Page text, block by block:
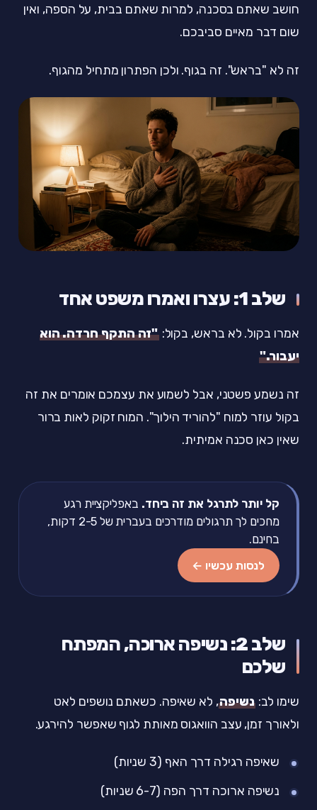
חושב שאתם בסכנה, למרות שאתם בבית, על הספה, ואין
שום דבר מאיים סביבכם.
זה לא "בראש". זה בגוף. ולכן הפתרון מתחיל מהגוף.
שלב 1: עצרו ואמרו משפט אחד
אמרו בקול. לא בראש, בקול:"זה התקף חרדה. הוא
יעבור."
זה נשמע פשטני, אבל לשמוע את עצמכם אומרים את זה
בקול עוזר למוח "להוריד הילוך". המוח זקוק לאות ברור
שאין כאן סכנה אמיתית.
קל יותר לתרגל את זה ביחד. באפליקציית רגע
מחכים לך תרגולים מודרכים בעברית של 2-5 דקות,
בחינם.
לנסות עכשיו ←
שלב 2: נשיפה ארוכה, המפתח
שלכם
שימו לב: נשיפה, לא שאיפה. כשאתם נושפים לאט
ולאורך זמן, עצב הוואגוס מאותת לגוף שאפשר להירגע.
שאיפה רגילה דרך האף (3 שניות)
נשיפה ארוכה דרך הפה (6-7 שניות)